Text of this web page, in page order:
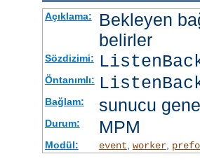
Açıklama:
Bekleyen
belirler
Sözdizimi:
Öntanımlı:
Bağlam: sunucu
Durum: MPM
Modül: event, worker,